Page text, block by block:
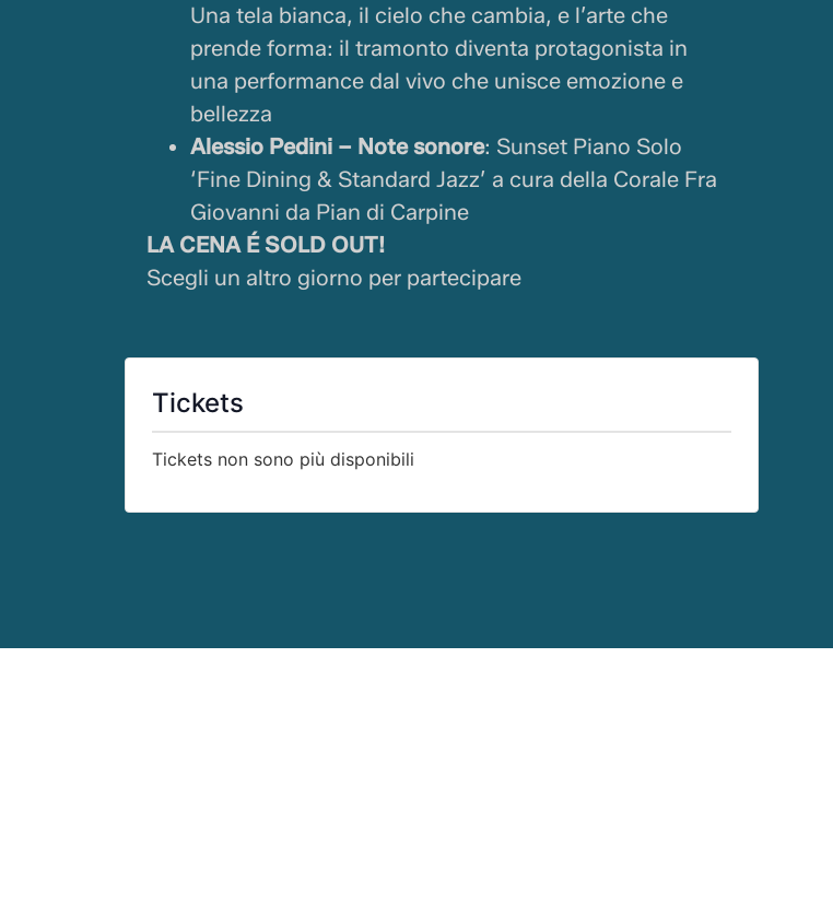
Una tela bianca, il cielo che cambia, e l’arte che
prende forma: il tramonto diventa protagonista in
una performance dal vivo che unisce emozione e
bellezza
Alessio Pedini – Note sonore: Sunset Piano Solo
‘Fine Dining & Standard Jazz’ a cura della Corale Fra
Giovanni da Pian di Carpine
LA CENA É SOLD OUT!
Scegli un altro giorno per partecipare
Tickets
Tickets non sono più disponibili